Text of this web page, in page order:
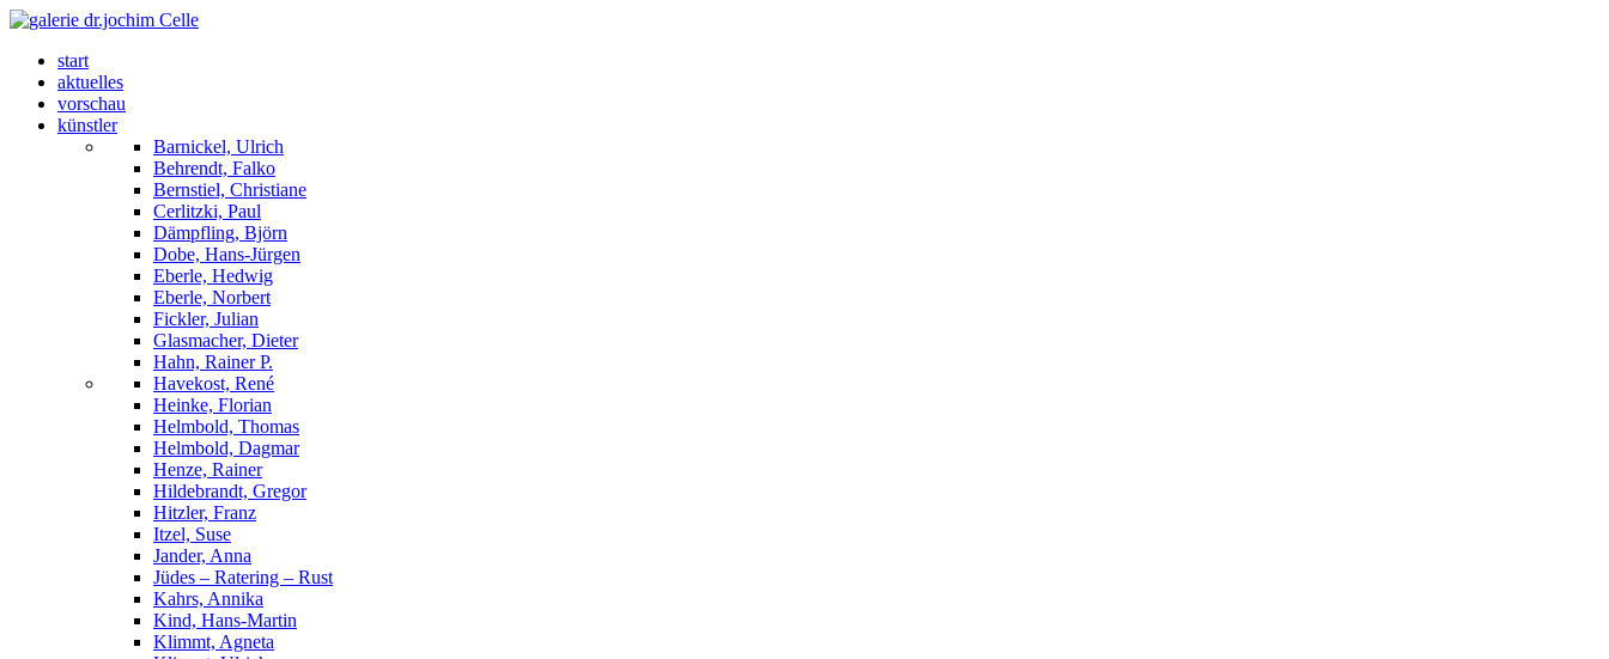
start
aktuelles
vorschau
künstler
Barnickel, Ulrich
Behrendt, Falko
Bernstiel, Christiane
Cerlitzki, Paul
Dämpfling, Björn
Dobe, Hans-Jürgen
Eberle, Hedwig
Eberle, Norbert
Fickler, Julian
Glasmacher, Dieter
Hahn, Rainer P.
Havekost, René
Heinke, Florian
Helmbold, Thomas
Helmbold, Dagmar
Henze, Rainer
Hildebrandt, Gregor
Hitzler, Franz
Itzel, Suse
Jander, Anna
Jüdes – Ratering – Rust
Kahrs, Annika
Kind, Hans-Martin
Klimmt, Agneta